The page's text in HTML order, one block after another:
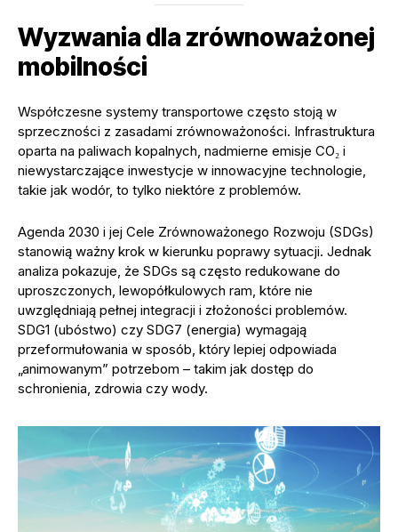
Wyzwania dla zrównoważonej
mobilności
Współczesne systemy transportowe często stoją w
sprzeczności z zasadami zrównoważoności. Infrastruktura
oparta na paliwach kopalnych, nadmierne emisje CO₂ i
niewystarczające inwestycje w innowacyjne technologie,
takie jak wodór, to tylko niektóre z problemów.
Agenda 2030 i jej Cele Zrównoważonego Rozwoju (SDGs)
stanowią ważny krok w kierunku poprawy sytuacji. Jednak
analiza pokazuje, że SDGs są często redukowane do
uproszczonych, lewopółkulowych ram, które nie
uwzględniają pełnej integracji i złożoności problemów.
SDG1 (ubóstwo) czy SDG7 (energia) wymagają
przeformułowania w sposób, który lepiej odpowiada
„animowanym” potrzebom – takim jak dostęp do
schronienia, zdrowia czy wody.